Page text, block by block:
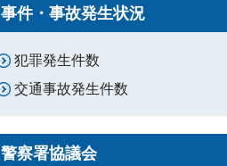
事件・事故発生状況
犯罪発生件数
交通事故発生件数
警察署協議会